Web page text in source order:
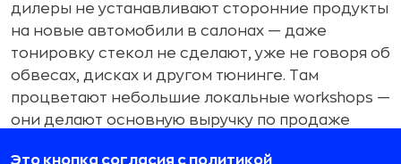
дилеры не устанавливают сторонние продукты
на новые автомобили в салонах — даже
тонировку стекол не сделают, уже не говоря об
обвесах, дисках и другом тюнинге. Там
процветают небольшие локальные workshops —
они делают основную выручку по продаже
Это кнопка согласия с политикой